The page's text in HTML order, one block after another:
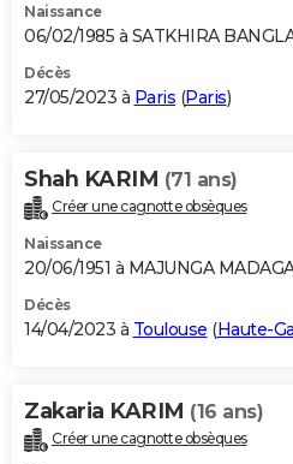
Naissance
06/02/1985 à SATKHIRA
Décès
27/05/2023 à Paris (Paris)
Shah KARIM (71 ans)
Créer une cagnotte obsèques
Naissance
20/06/1951 à MAJUNGA
Décès
14/04/2023 à Toulouse (Haute-
Zakaria KARIM (16 ans)
Créer une cagnotte obsèques